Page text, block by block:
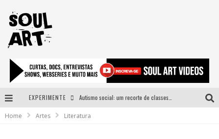
EXPERIMENTE
A subida da rampa é diferente!
Home Artes Literatura